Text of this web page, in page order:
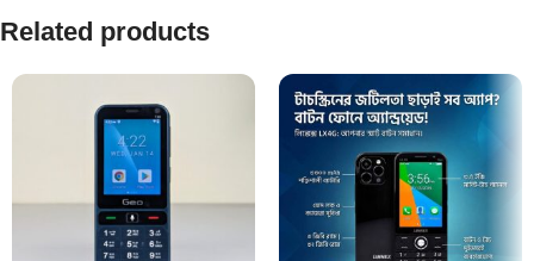
Related products